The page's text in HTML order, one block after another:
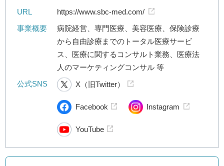
URL
https://www.sbc-med.com/
事業概要
病院経営、専門医療、美容医療、保険診療
から自由診療までのトータル医療サービ
ス、医療に関するコンサルト業務、医療法
人のマーケティングコンサル 等
公式SNS
X（旧Twitter）
Facebook Instagram
YouTube